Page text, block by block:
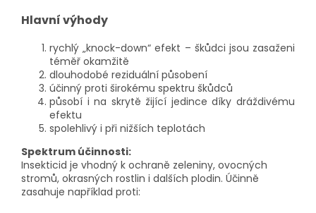
Hlavní výhody
rychlý „knock-down“ efekt – škůdci jsou zasaženi
téměř okamžitě
dlouhodobé reziduální působení
účinný proti širokému spektru škůdců
působí i na skrytě žijící jedince díky dráždivému
efektu
spolehlivý i při nižších teplotách
Spektrum účinnosti:
Insekticid je vhodný k ochraně zeleniny, ovocných
stromů, okrasných rostlin i dalších plodin. Účinně
zasahuje například proti: